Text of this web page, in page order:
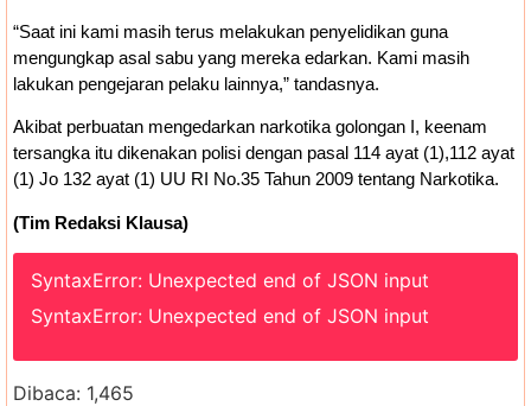
“Saat ini kami masih terus melakukan penyelidikan guna
mengungkap asal sabu yang mereka edarkan. Kami masih
lakukan pengejaran pelaku lainnya,” tandasnya.
Akibat perbuatan mengedarkan narkotika golongan I, keenam
tersangka itu dikenakan polisi dengan pasal 114 ayat (1),112 ayat
(1) Jo 132 ayat (1) UU RI No.35 Tahun 2009 tentang Narkotika.
(Tim Redaksi Klausa)
SyntaxError: Unexpected end of JSON input
SyntaxError: Unexpected end of JSON input
Dibaca: 1,465